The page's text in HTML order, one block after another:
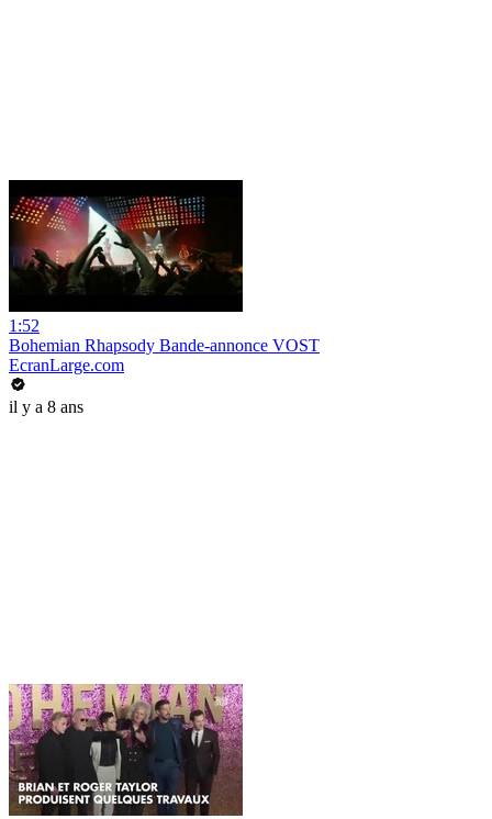
1:52
Bohemian Rhapsody Bande-annonce VOST
EcranLarge.com
il y a 8 ans